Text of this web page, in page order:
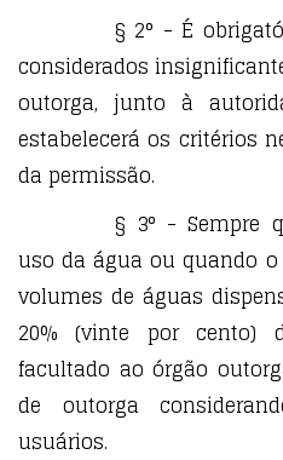
§ 2° - É
considerados
outorga, junto à
estabelecerá os critérios
da permissão.
§ 3° - Sempre
uso da água ou quando
volumes de águas
20% (vinte por cento)
facultado ao órgão
de outorga
usuários.